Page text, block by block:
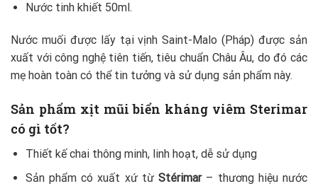
Nước tinh khiết 50ml.
Nước muối được lấy tại vịnh Saint-Malo (Pháp) được sản
xuất với công nghệ tiên tiến, tiêu chuẩn Châu Âu, do đó các
mẹ hoàn toàn có thể tin tưởng và sử dụng sản phẩm này.
Sản phẩm xịt mũi biển kháng viêm Sterimar
có gì tốt?
Thiết kế chai thông minh, linh hoạt, dễ sử dụng
Sản phẩm có xuất xứ từStérimar – thương hiệu nước